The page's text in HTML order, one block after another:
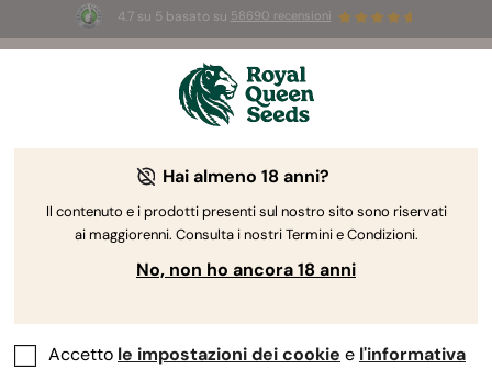
4.7 su 5 basato su 58690 recensioni
3 semi White Widow AutoGRATIS per i
Hai almeno 18 anni?
Il contenuto e i prodotti presenti sul nostro sito sono riservati
ai maggiorenni. Consulta i nostri Termini e Condizioni.
No, non ho ancora 18 anni
Accetto le impostazioni dei cookie e l'informativa